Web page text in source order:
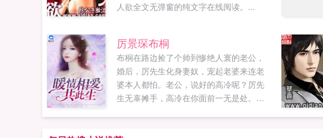
人欲全文无弹窗的纯文字在线阅读。...
厉景琛布桐
布桐在路边捡了个帅到惨绝人寰的老公，
婚后，厉先生化身妻奴，宠起老婆来连老
婆本人都怕。老公，说好的高冷呢？厉先
生无辜摊手，高冷在你面前一无是处。厉